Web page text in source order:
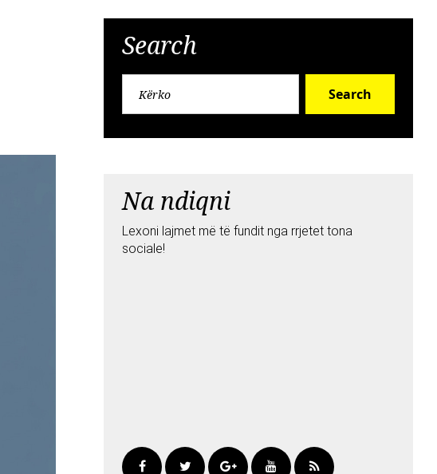
Search
Search
Na ndiqni
Lexoni lajmet më të fundit nga rrjetet tona
sociale!